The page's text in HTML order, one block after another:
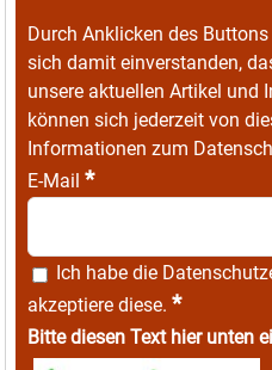
Durch Anklicken des Buttons
sich damit einverstanden,
unsere aktuellen Artikel und
können sich jederzeit von
Informationen zum
E-Mail *
Ich habe die
akzeptiere diese. *
Bitte diesen Text hier unten